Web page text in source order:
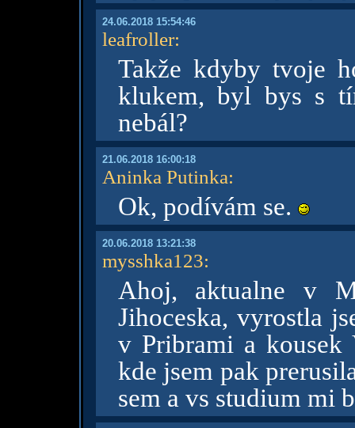
24.06.2018 15:54:46
leafroller:
Takže kdyby tvoje
klukem, byl bys s
nebál?
21.06.2018 16:00:18
Aninka Putinka:
Ok, podívám se.
20.06.2018 13:21:38
mysshka123:
Ahoj, aktualne v
Jihoceska, vyrostla
v Pribrami a kousek
kde jsem pak
sem a vs studium mi